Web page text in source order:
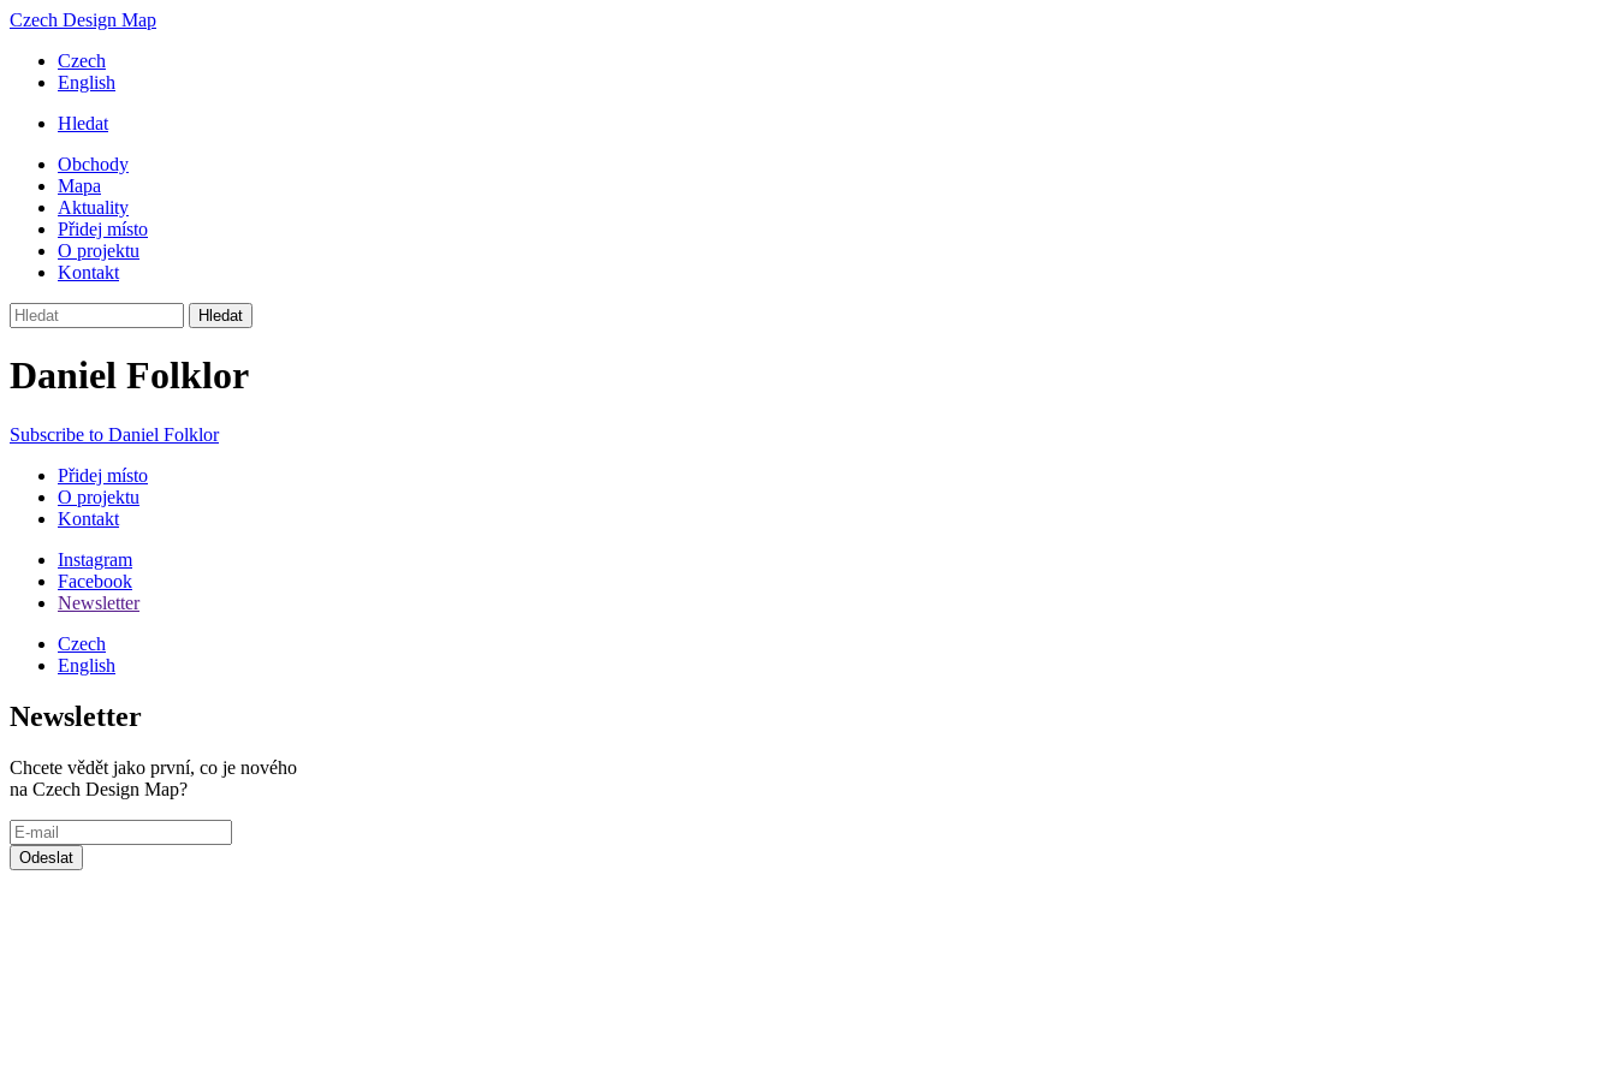
Přejít
hlavnímu
obsahu
Czech Design Map
Czech
English
Header
menu
Hledat
Hlavní
navigace
Obchody
Mapa
Aktuality
Přidej místo
O projektu
Kontakt
Hledat
Daniel Folklor
Subscribe to Daniel Folklor
Footer
menu
Přidej místo
O projektu
Kontakt
Social
networks
Instagram
Facebook
Newsletter
Czech
English
Newsletter
Chcete vědět jako první, co je nového
na Czech Design Map?